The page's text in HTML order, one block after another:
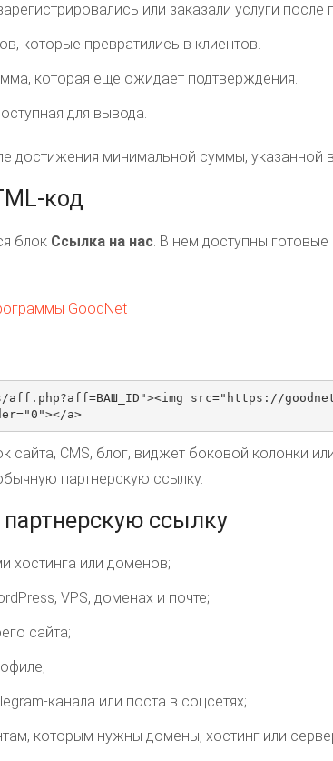
или заказали услуги после
которые превратились в клиентов.
которая еще ожидает подтверждения.
для вывода.
достижения минимальной суммы, указанной в
код
блок Ссылка на нас . В нем доступны
src="https://
a>
сайта, CMS, блог, виджет боковой колонки
партнерскую ссылку.
ссылку
хостинга или доменов;
VPS, доменах и почте;
сайта;
канала или поста в соцсетях;
которым нужны домены, хостинг или